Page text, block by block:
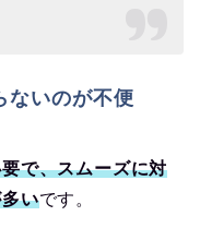
ないのが不便
で、スムーズに対
いです。